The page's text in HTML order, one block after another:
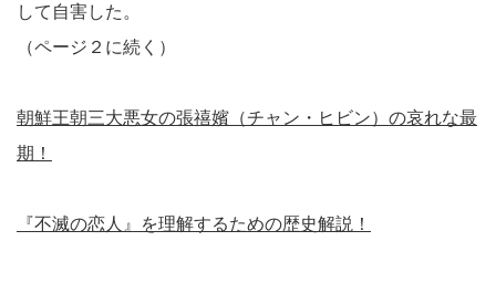
して自害した。
（ページ２に続く）
朝鮮王朝三大悪女の張禧嬪（チャン・ヒビン）の哀れな最
期！
『不滅の恋人』を理解するための歴史解説！